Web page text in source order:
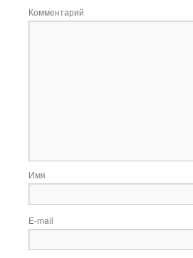
Комментарий
Имя
E-mail